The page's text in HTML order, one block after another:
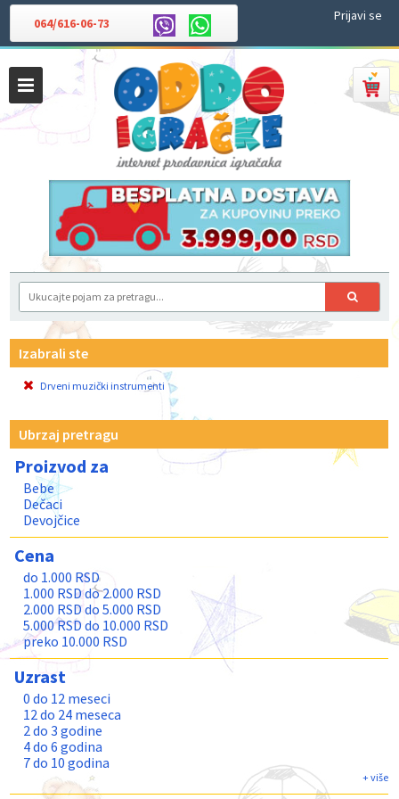
064/616-06-73 Prijavi se
Izabrali ste
Drveni muzički instrumenti
Ubrzaj pretragu
Proizvod za
Bebe
Dečaci
Devojčice
Cena
do 1.000 RSD
1.000 RSD do 2.000 RSD
2.000 RSD do 5.000 RSD
5.000 RSD do 10.000 RSD
preko 10.000 RSD
Uzrast
0 do 12 meseci
12 do 24 meseca
2 do 3 godine
4 do 6 godina
7 do 10 godina
11 do 13 godina
Teenage
+ više